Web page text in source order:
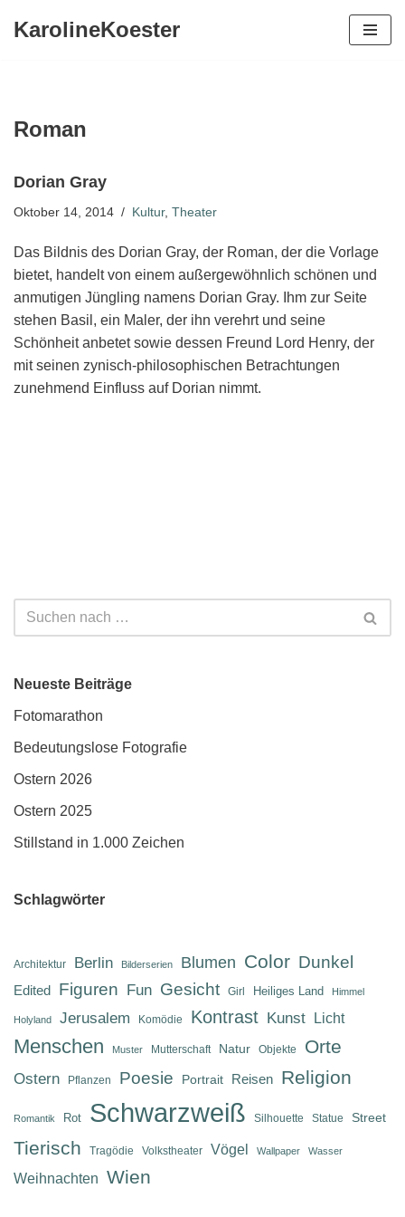
KarolineKoester
Roman
Dorian Gray
Oktober 14, 2014 Kultur, Theater
Das Bildnis des Dorian Gray, der Roman, der die Vorlage
bietet, handelt von einem außergewöhnlich schönen und
anmutigen Jüngling namens Dorian Gray. Ihm zur Seite
stehen Basil, ein Maler, der ihn verehrt und seine
Schönheit anbetet sowie dessen Freund Lord Henry, der
mit seinen zynisch-philosophischen Betrachtungen
zunehmend Einfluss auf Dorian nimmt.
Neueste Beiträge
Fotomarathon
Bedeutungslose Fotografie
Ostern 2026
Ostern 2025
Stillstand in 1.000 Zeichen
Schlagwörter
Architektur Berlin Bilderserien Blumen Color Dunkel
Edited Figuren Fun Gesicht Girl Heiliges Land Himmel
Holyland Jerusalem Komödie Kontrast Kunst Licht
Menschen Muster Mutterschaft Natur Objekte Orte
Ostern Pflanzen Poesie Portrait Reisen Religion
Romantik Rot Schwarzweiß Silhouette Statue Street
Tierisch Tragödie Volkstheater Vögel Wallpaper Wasser
Weihnachten Wien